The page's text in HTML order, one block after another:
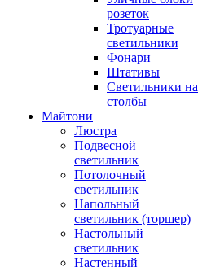
розеток
Тротуарные
светильники
Фонари
Штативы
Светильники на
столбы
Майтони
Люстра
Подвесной
светильник
Потолочный
светильник
Напольный
светильник (торшер)
Настольный
светильник
Настенный